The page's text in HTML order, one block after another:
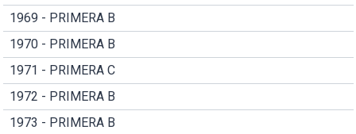
1969 - PRIMERA B
1970 - PRIMERA B
1971 - PRIMERA C
1972 - PRIMERA B
1973 - PRIMERA B